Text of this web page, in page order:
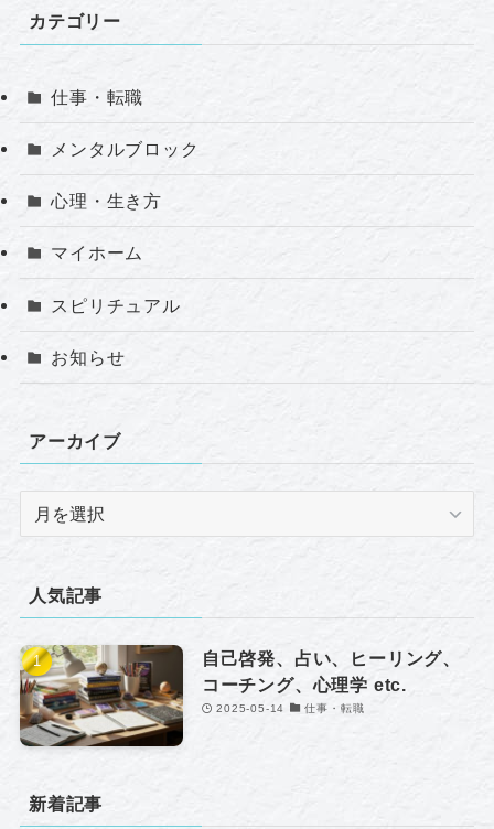
カテゴリー
仕事・転職
メンタルブロック
心理・生き方
マイホーム
スピリチュアル
お知らせ
アーカイブ
イ
ブ
人気記事
自己啓発、占い、ヒーリング、
コーチング、心理学 etc.
2025-05-14 仕事・転職
新着記事